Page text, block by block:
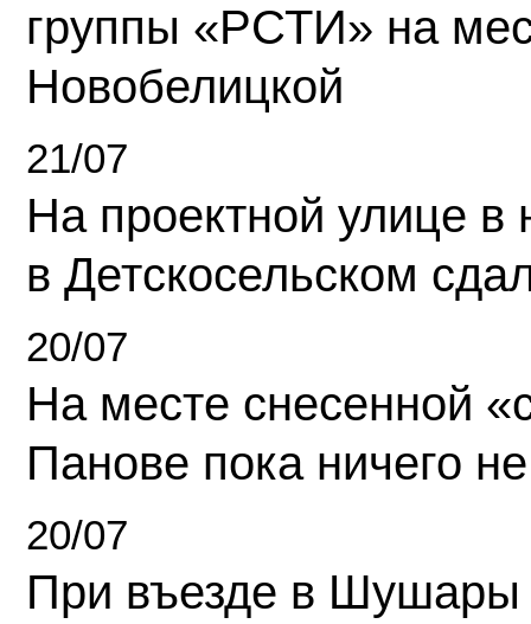
группы «РСТИ» на
Новобелицкой
21/07
На проектной улице
в Детскосельском
20/07
На месте снесенной
Панове пока ничего
20/07
При въезде в Шушары